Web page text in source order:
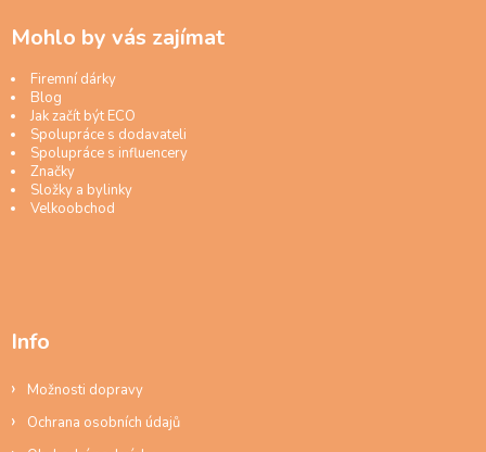
Mohlo by vás zajímat
Firemní dárky
Blog
Jak začít být ECO
Spolupráce s dodavateli
Spolupráce s influencery
Značky
Složky a bylinky
Velkoobchod
Info
Možnosti dopravy
Ochrana osobních údajů